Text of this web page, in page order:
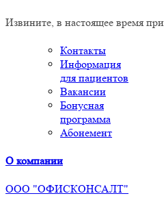
Извините, в настоящее время
Контакты
Информация
для пациентов
Вакансии
Бонусная
программа
Абонемент
О компании
ООО "ОФИСКОНСАЛТ"